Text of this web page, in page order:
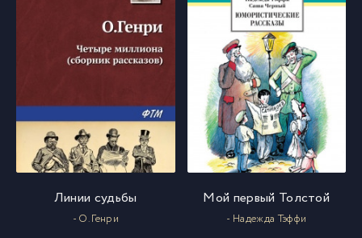
Линии судьбы
- О. Генри
Мой первый Толстой
- Надежда Тэффи